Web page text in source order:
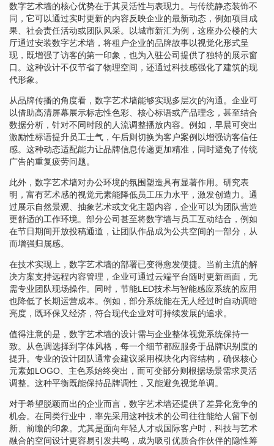
数字艺术墙的核心优势在于其灵活性与表现力。与传统静态装饰不
同，它可以通过实时更新的内容反映企业的最新动态，例如项目成
果、社会责任活动或团队风采。以城市新汇为例，这座办公楼的大
厅通过安装数字艺术墙，将租户企业的品牌故事以视觉化形式呈
现，既增强了访客的第一印象，也为入驻公司提供了独特的展示窗
口。这种设计不仅节省了物理空间，还通过科技感强化了建筑的现
代形象。
从品牌传播的角度看，数字艺术墙能够实现多层次的沟通。企业可
以借助高清屏幕展示标志性色彩、核心标语或产品理念，甚至结合
数据分析，针对不同时段的人流调整播放内容。例如，早晨可突出
激励性标语提升员工士气，午后则切换为客户案例以增强访客信任
感。这种动态适配能力让品牌信息传递更加精准，同时避免了传统
广告的重复疲劳问题。
此外，数字艺术墙对办公环境的氛围塑造具有显著作用。研究表
明，富有艺术感的视觉元素能降低员工压力水平，激发创造力。通
过展示自然景观、抽象艺术或文化主题内容，企业可以为团队营造
更舒适的工作环境。部分公司甚至将数字墙与员工互动结合，例如
在节日期间开放投稿通道，让团队作品成为公共空间的一部分，从
而增强归属感。
在技术实现上，数字艺术墙的部署已变得愈发便捷。当前主流的解
决方案支持远程内容管理，企业可通过云端平台随时更新画面，无
需专业团队现场操作。同时，节能LED技术与智能感应系统的应用
也降低了长期运营成本。例如，部分系统能在无人经过时自动调暗
亮度，既环保又经济，符合现代企业对可持续发展的追求。
值得注意的是，数字艺术墙的设计需与企业整体视觉系统保持一
致。从色调选择到字体风格，每一个细节都应服务于品牌识别度的
提升。专业的设计团队通常会建议采用模块化内容结构，确保核心
元素如LOGO、主色系始终突出，而可变部分则根据场景需求灵活
调整。这种平衡既能保持品牌调性，又能避免视觉单调。
对于希望脱颖而出的企业而言，数字艺术墙还提供了差异化竞争的
机会。在同类行业中，率先采用这种技术的公司往往能给人留下创
新、前瞻的印象。尤其是面向年轻人才或国际客户时，科技与艺术
融合的空间设计更容易引发共鸣，成为吸引优质合作伙伴的隐性筹